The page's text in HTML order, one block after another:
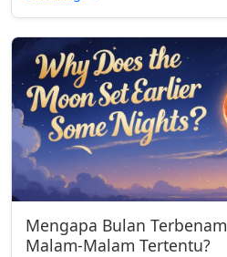
Mengapa Bulan
Malam-Malam Tertentu?